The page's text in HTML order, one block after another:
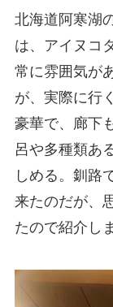
北海道阿寒湖
は、アイヌコ
常に雰囲気が
が、実際に行
豪華で、廊下
呂や多種類あ
しめる。釧路
来たのだが、
たので紹介し